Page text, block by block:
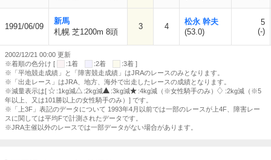
1991/06/09
新馬
札幌 芝1200m 8頭
3 4
松永 幹夫
(53.0)
5
(-)
2002/12/21 00:00 更新
※着順の色分け [
:1着 :2着
:3着 ]
※「平地競走成績」と「障害競走成績」はJRAのレースのみとなります。
※「出走レース」はJRA、地方、海外で出走したレースの成績となります。
※減量表示は[
:1kg減 :2kg減 :3kg減 :4kg減（※女性騎手のみ）
:2kg減（※5
年以上、又は101勝以上の女性騎手のみ）] です。
※「上3F」表記のデータについて 1993年4月以前では一部のレースが上4F、障害レー
スに関しては平均Fで計測されたデータです。
※JRA主催以外のレースでは一部データがない場合があります。